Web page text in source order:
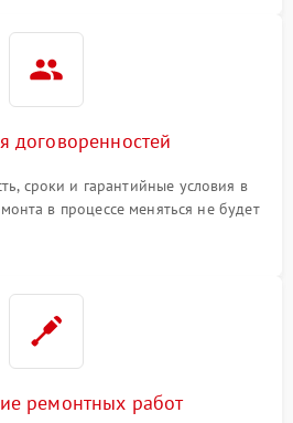
договоренностей
сроки и гарантийные условия в
в процессе меняться не будет
ремонтных работ